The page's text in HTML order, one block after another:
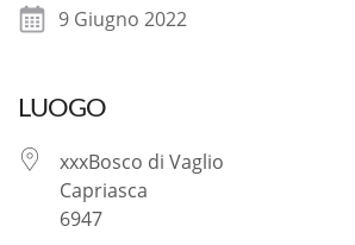
9 Giugno 2022
LUOGO
xxxBosco di Vaglio
Capriasca
6947